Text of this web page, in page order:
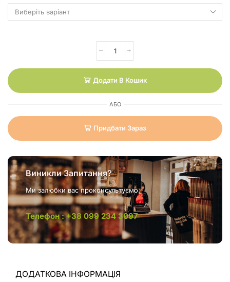
Додати В Кошик
АБО
Придбати Зараз
Виникли Запитання?
Ми залюбки вас проконсультуємо.
Телефон : +38 099 234 3097
ДОДАТКОВА ІНФОРМАЦІЯ